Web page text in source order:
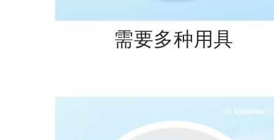
​需要多种用具